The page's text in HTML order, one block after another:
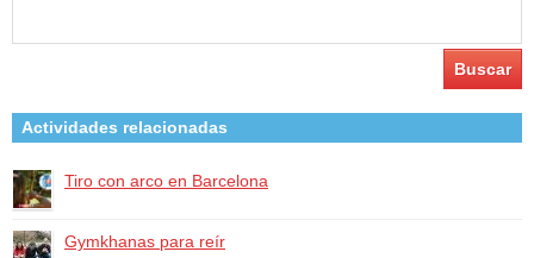
Actividades relacionadas
Tiro con arco en Barcelona
Gymkhanas para reír